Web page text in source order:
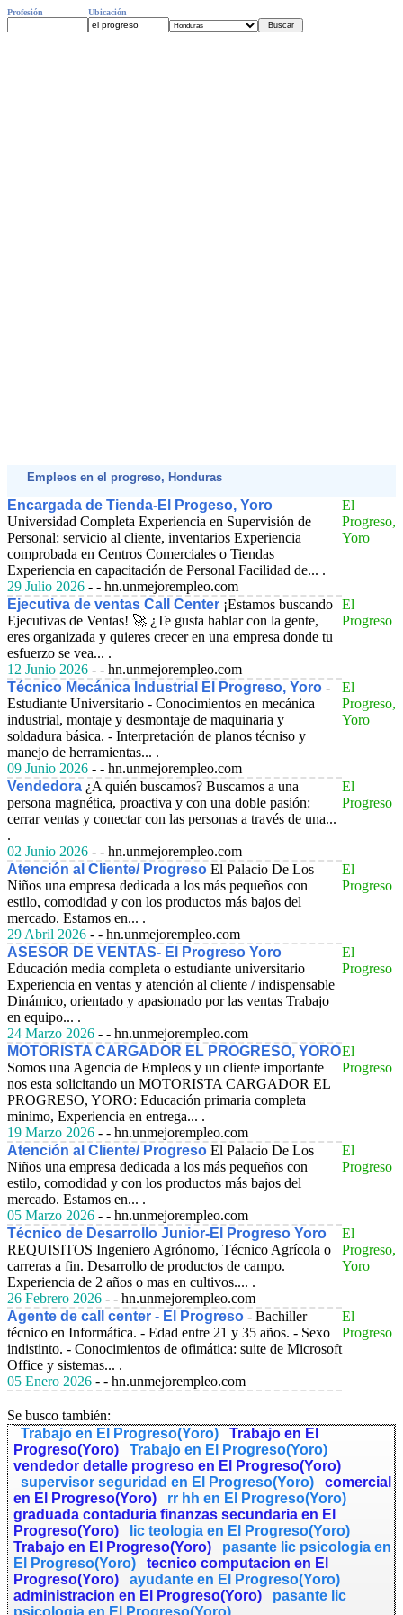
Profesión Ubicación
Empleos en el progreso, Honduras
Encargada de Tienda-El Progeso, Yoro
Universidad Completa Experiencia en Supervisión de
Personal: servicio al cliente, inventarios Experiencia
comprobada en Centros Comerciales o Tiendas
Experiencia en capacitación de Personal Facilidad de... .
29 Julio 2026 - - hn.unmejorempleo.com
El
Progreso,
Yoro
Ejecutiva de ventas Call Center ¡Estamos buscando
Ejecutivas de Ventas! 🚀 ¿Te gusta hablar con la gente,
eres organizada y quieres crecer en una empresa donde tu
esfuerzo se vea... .
12 Junio 2026 - - hn.unmejorempleo.com
El
Progreso
Técnico Mecánica Industrial El Progreso, Yoro -
Estudiante Universitario - Conocimientos en mecánica
industrial, montaje y desmontaje de maquinaria y
soldadura básica. - Interpretación de planos técniso y
manejo de herramientas... .
09 Junio 2026 - - hn.unmejorempleo.com
El
Progreso,
Yoro
Vendedora ¿A quién buscamos? Buscamos a una
persona magnética, proactiva y con una doble pasión:
cerrar ventas y conectar con las personas a través de una...
.
02 Junio 2026 - - hn.unmejorempleo.com
El
Progreso
Atención al Cliente/ Progreso El Palacio De Los
Niños una empresa dedicada a los más pequeños con
estilo, comodidad y con los productos más bajos del
mercado. Estamos en... .
29 Abril 2026 - - hn.unmejorempleo.com
El
Progreso
ASESOR DE VENTAS- El Progreso Yoro
Educación media completa o estudiante universitario
Experiencia en ventas y atención al cliente / indispensable
Dinámico, orientado y apasionado por las ventas Trabajo
en equipo... .
24 Marzo 2026 - - hn.unmejorempleo.com
El
Progreso
MOTORISTA CARGADOR EL PROGRESO, YORO
Somos una Agencia de Empleos y un cliente importante
nos esta solicitando un MOTORISTA CARGADOR EL
PROGRESO, YORO: Educación primaria completa
minimo, Experiencia en entrega... .
19 Marzo 2026 - - hn.unmejorempleo.com
El
Progreso
Atención al Cliente/ Progreso El Palacio De Los
Niños una empresa dedicada a los más pequeños con
estilo, comodidad y con los productos más bajos del
mercado. Estamos en... .
05 Marzo 2026 - - hn.unmejorempleo.com
El
Progreso
Técnico de Desarrollo Junior-El Progreso Yoro
REQUISITOS Ingeniero Agrónomo, Técnico Agrícola o
carreras a fin. Desarrollo de productos de campo.
Experiencia de 2 años o mas en cultivos.... .
26 Febrero 2026 - - hn.unmejorempleo.com
El
Progreso,
Yoro
Agente de call center - El Progreso - Bachiller
técnico en Informática. - Edad entre 21 y 35 años. - Sexo
indistinto. - Conocimientos de ofimática: suite de Microsoft
Office y sistemas... .
05 Enero 2026 - - hn.unmejorempleo.com
El
Progreso
Se busco también:
Trabajo en El Progreso(Yoro)
Trabajo en El
Progreso(Yoro)
Trabajo en El Progreso(Yoro)
vendedor detalle progreso en El Progreso(Yoro)
supervisor seguridad en El Progreso(Yoro)
comercial
en El Progreso(Yoro)
rr hh en El Progreso(Yoro)
graduada contaduria finanzas secundaria en El
Progreso(Yoro)
lic teologia en El Progreso(Yoro)
Trabajo en El Progreso(Yoro)
pasante lic psicologia en
El Progreso(Yoro)
tecnico computacion en El
Progreso(Yoro)
ayudante en El Progreso(Yoro)
administracion en El Progreso(Yoro)
pasante lic
psicologia en El Progreso(Yoro)